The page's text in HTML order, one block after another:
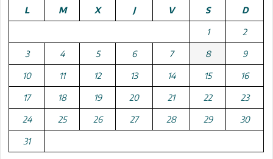
L
M X J V S D
1 2
3 4 5 6 7 8 9
10 11 12 13 14 15 16
17 18 19 20 21 22 23
24 25 26 27 28 29 30
31